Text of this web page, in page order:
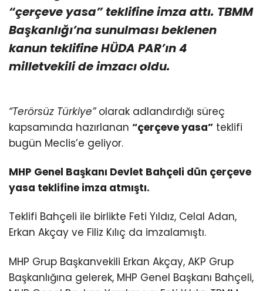
“çerçeve yasa” teklifine imza attı. TBMM
Başkanlığı’na sunulması beklenen
kanun teklifine HÜDA PAR’ın 4
milletvekili de imzacı oldu.
“Terörsüz Türkiye”olarak adlandırdığı süreç
kapsamında hazırlanan “çerçeve yasa” teklifi
bugün Meclis’e geliyor.
MHP Genel Başkanı Devlet Bahçeli dün çerçeve
yasa teklifine imza atmıştı.
Teklifi Bahçeli ile birlikte Feti Yıldız, Celal Adan,
Erkan Akçay ve Filiz Kılıç da imzalamıştı.
MHP Grup Başkanvekili Erkan Akçay, AKP Grup
Başkanlığına gelerek, MHP Genel Başkanı Bahçeli,